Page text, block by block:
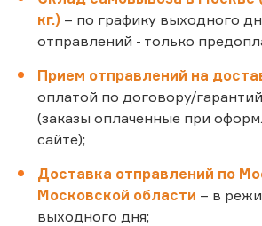
кг.) – по графику выходного
отправлений - только
Прием отправлений на
оплатой по договору/
(заказы оплаченные при
сайте);
Доставка отправлений по
Московской области – в
выходного дня;